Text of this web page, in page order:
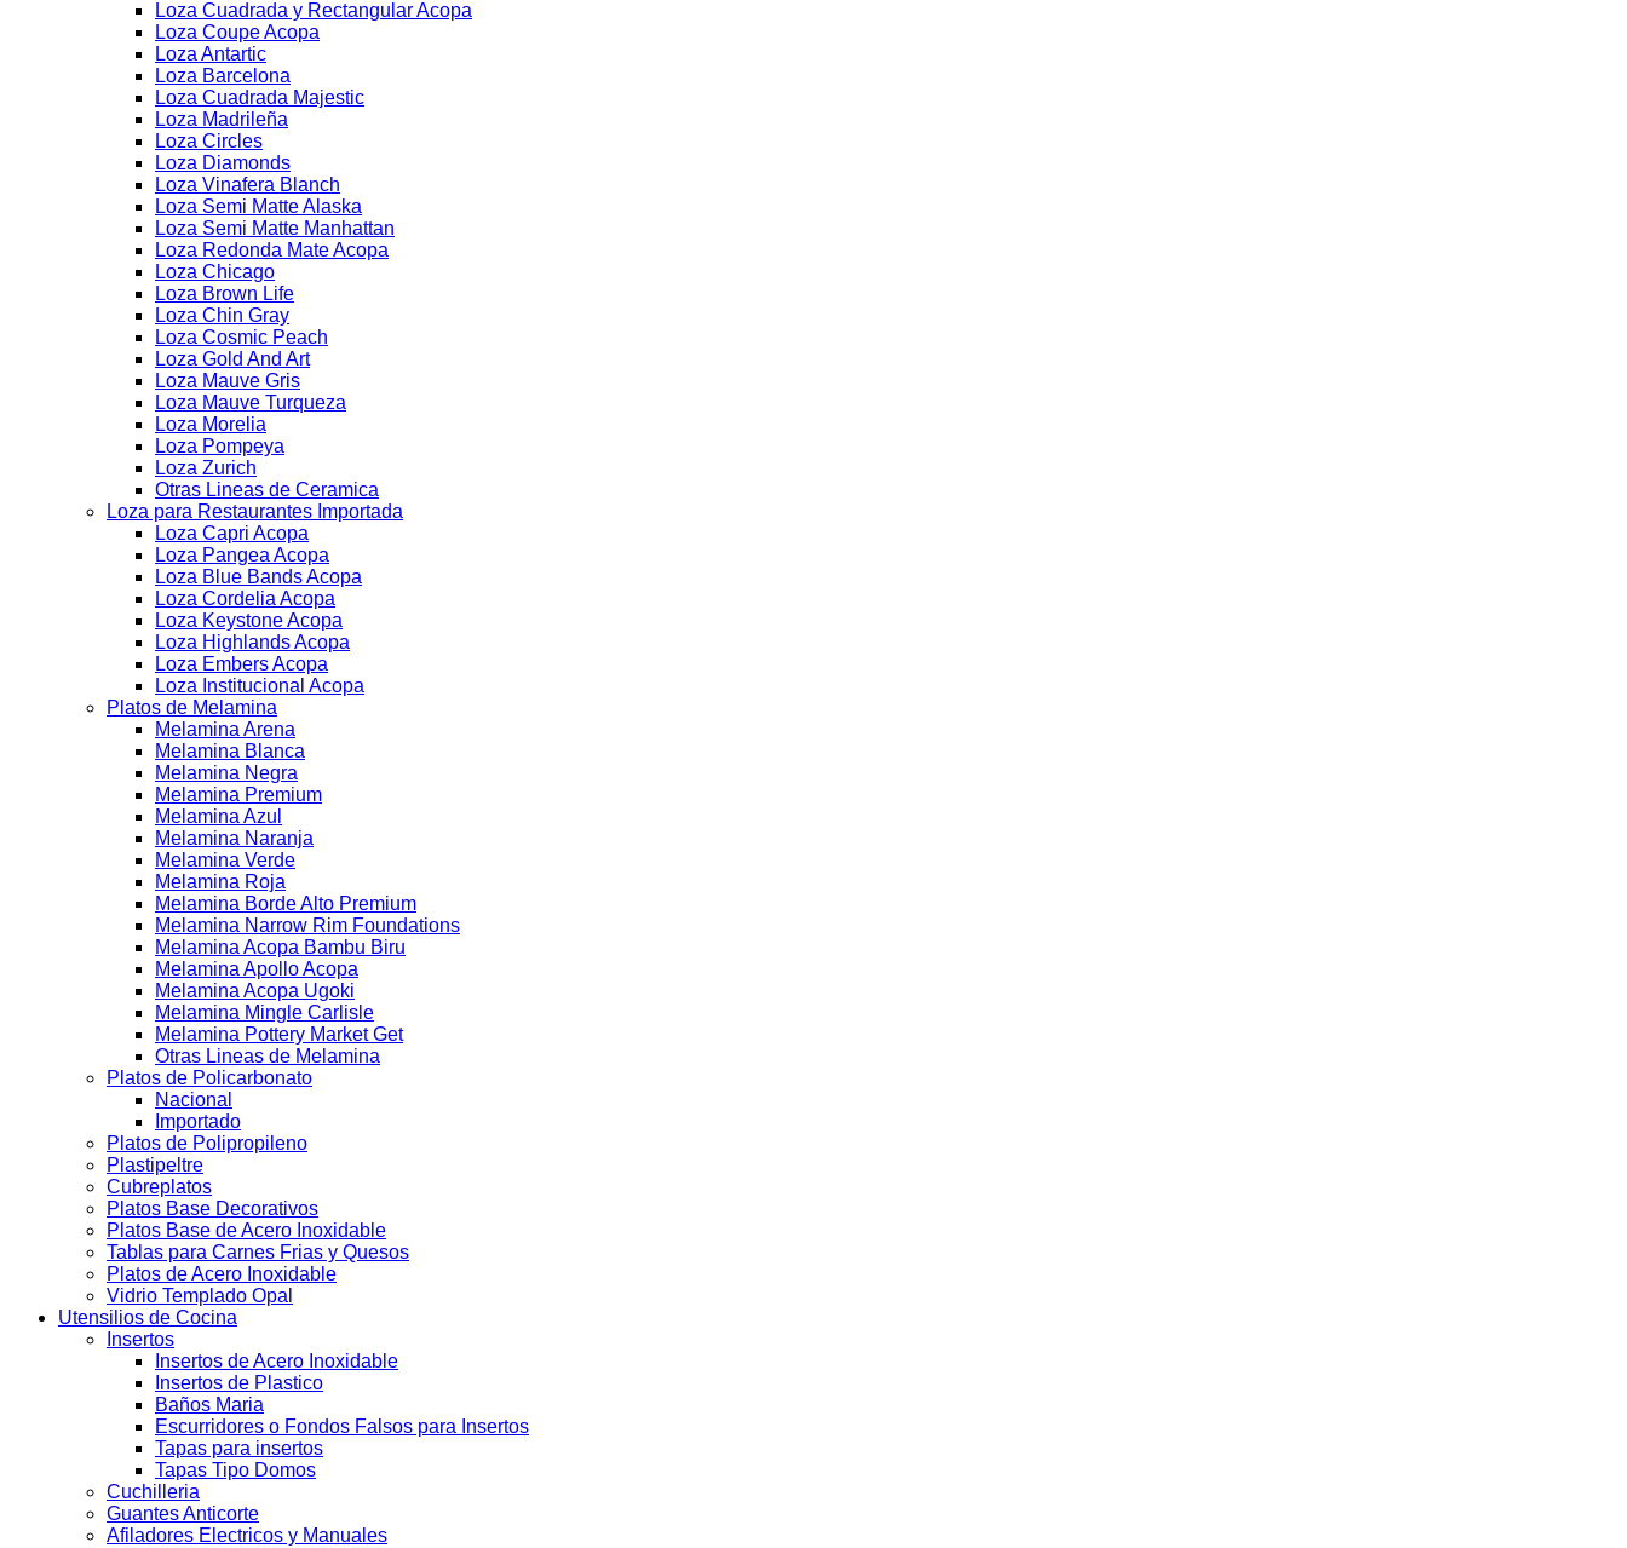
Loza Cuadrada y Rectangular Acopa
Loza Coupe Acopa
Loza Antartic
Loza Barcelona
Loza Cuadrada Majestic
Loza Madrileña
Loza Circles
Loza Diamonds
Loza Vinafera Blanch
Loza Semi Matte Alaska
Loza Semi Matte Manhattan
Loza Redonda Mate Acopa
Loza Chicago
Loza Brown Life
Loza Chin Gray
Loza Cosmic Peach
Loza Gold And Art
Loza Mauve Gris
Loza Mauve Turqueza
Loza Morelia
Loza Pompeya
Loza Zurich
Otras Lineas de Ceramica
Loza para Restaurantes Importada
Loza Capri Acopa
Loza Pangea Acopa
Loza Blue Bands Acopa
Loza Cordelia Acopa
Loza Keystone Acopa
Loza Highlands Acopa
Loza Embers Acopa
Loza Institucional Acopa
Platos de Melamina
Melamina Arena
Melamina Blanca
Melamina Negra
Melamina Premium
Melamina Azul
Melamina Naranja
Melamina Verde
Melamina Roja
Melamina Borde Alto Premium
Melamina Narrow Rim Foundations
Melamina Acopa Bambu Biru
Melamina Apollo Acopa
Melamina Acopa Ugoki
Melamina Mingle Carlisle
Melamina Pottery Market Get
Otras Lineas de Melamina
Platos de Policarbonato
Nacional
Importado
Platos de Polipropileno
Plastipeltre
Cubreplatos
Platos Base Decorativos
Platos Base de Acero Inoxidable
Tablas para Carnes Frias y Quesos
Platos de Acero Inoxidable
Vidrio Templado Opal
Utensilios de Cocina
Insertos
Insertos de Acero Inoxidable
Insertos de Plastico
Baños Maria
Escurridores o Fondos Falsos para Insertos
Tapas para insertos
Tapas Tipo Domos
Cuchilleria
Guantes Anticorte
Afiladores Electricos y Manuales